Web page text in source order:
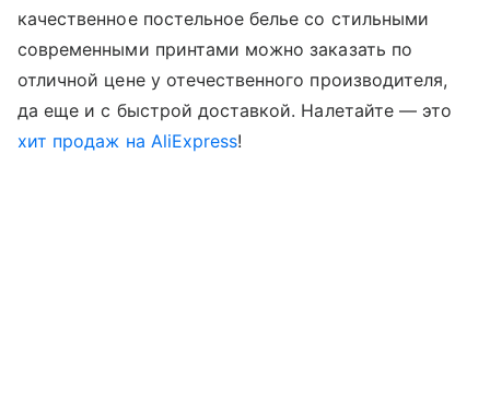
качественное постельное белье со стильными
современными принтами можно заказать по
отличной цене у отечественного производителя,
да еще и с быстрой доставкой. Налетайте — это
хит продаж на AliExpress!